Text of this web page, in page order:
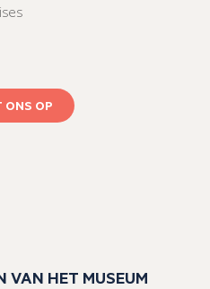
ONS OP
VAN HET MUSEUM